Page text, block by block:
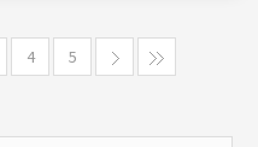
4 5